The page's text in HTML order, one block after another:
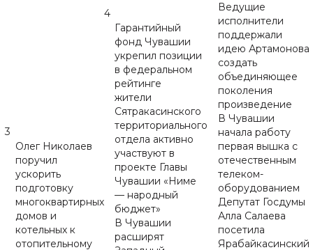
3
Олег Николаев
поручил
ускорить
подготовку
многоквартирных
домов и
котельных к
отопительному
4
Гарантийный
фонд Чувашии
укрепил позиции
в федеральном
рейтинге
жители
Сятракасинского
территориального
отдела активно
участвуют в
проекте Главы
Чувашии «Ниме
— народный
бюджет»
В Чувашии
расширят
Ведущие
исполнители
поддержали
идею Артамонова
создать
объединяющее
поколения
произведение
В Чувашии
начала работу
первая вышка с
отечественным
телеком-
оборудованием
Депутат Госдумы
Алла Салаева
посетила
Ярабайкасинский